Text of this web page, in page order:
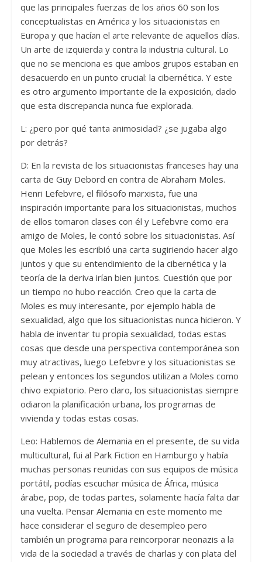
que las principales fuerzas de los años 60 son los
conceptualistas en América y los situacionistas en
Europa y que hacían el arte relevante de aquellos días.
Un arte de izquierda y contra la industria cultural. Lo
que no se menciona es que ambos grupos estaban en
desacuerdo en un punto crucial: la cibernética. Y este
es otro argumento importante de la exposición, dado
que esta discrepancia nunca fue explorada.
L: ¿pero por qué tanta animosidad? ¿se jugaba algo
por detrás?
D: En la revista de los situacionistas franceses hay una
carta de Guy Debord en contra de Abraham Moles.
Henri Lefebvre, el filósofo marxista, fue una
inspiración importante para los situacionistas, muchos
de ellos tomaron clases con él y Lefebvre como era
amigo de Moles, le contó sobre los situacionistas. Así
que Moles les escribió una carta sugiriendo hacer algo
juntos y que su entendimiento de la cibernética y la
teoría de la deriva irían bien juntos. Cuestión que por
un tiempo no hubo reacción. Creo que la carta de
Moles es muy interesante, por ejemplo habla de
sexualidad, algo que los situacionistas nunca hicieron. Y
habla de inventar tu propia sexualidad, todas estas
cosas que desde una perspectiva contemporánea son
muy atractivas, luego Lefebvre y los situacionistas se
pelean y entonces los segundos utilizan a Moles como
chivo expiatorio. Pero claro, los situacionistas siempre
odiaron la planificación urbana, los programas de
vivienda y todas estas cosas.
Leo: Hablemos de Alemania en el presente, de su vida
multicultural, fui al Park Fiction en Hamburgo y había
muchas personas reunidas con sus equipos de música
portátil, podías escuchar música de África, música
árabe, pop, de todas partes, solamente hacía falta dar
una vuelta. Pensar Alemania en este momento me
hace considerar el seguro de desempleo pero
también un programa para reincorporar neonazis a la
vida de la sociedad a través de charlas y con plata del